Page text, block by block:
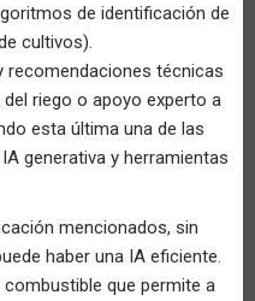
de identificación de
cultivos).
recomendaciones técnicas
riego o apoyo experto a
esta última una de las
generativa y herramientas
mencionados, sin
haber una IA eficiente.
que permite a